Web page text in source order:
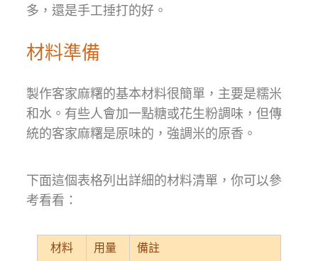
多，還是手工捶打的好。
材料準備
製作客家麻糬的基本材料很簡單，主要是糯米
和水。有些人會加一點糖或花生粉調味，但傳
統的客家麻糬是原味的，強調米的原香。
下面這個表格列出詳細的材料清單，你可以參
考看看：
材料 用量
備註